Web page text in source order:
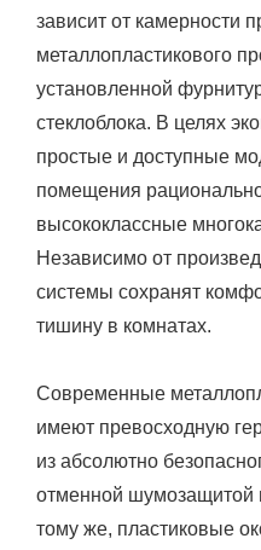
зависит от камерности
металлопластикового
установленной
стеклоблока. В целях
простые и доступные
помещения
высококлассные
Независимо от
системы сохранят
тишину в комнатах.
Современные
имеют превосходную
из абсолютно
отменной шумозащитой
тому же, пластиковые